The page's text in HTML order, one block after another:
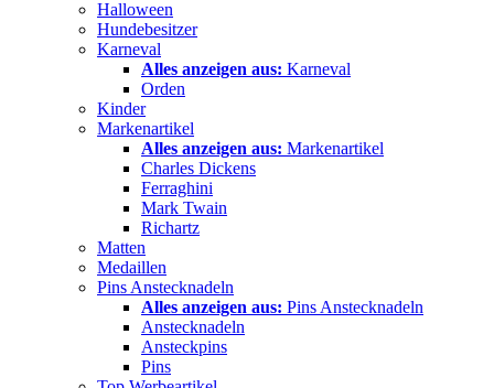
Halloween
Hundebesitzer
Karneval
Alles anzeigen aus: Karneval
Orden
Kinder
Markenartikel
Alles anzeigen aus: Markenartikel
Charles Dickens
Ferraghini
Mark Twain
Richartz
Matten
Medaillen
Pins Anstecknadeln
Alles anzeigen aus: Pins Anstecknadeln
Anstecknadeln
Ansteckpins
Pins